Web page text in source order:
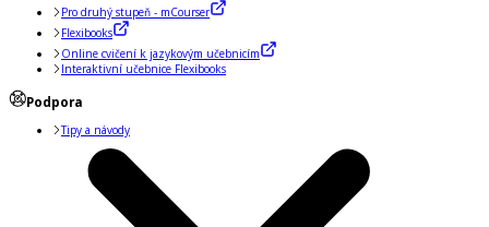
Pro druhý stupeň - mCourser
Flexibooks
Online cvičení k jazykovým učebnicím
Interaktivní učebnice Flexibooks
Podpora
Tipy a návody